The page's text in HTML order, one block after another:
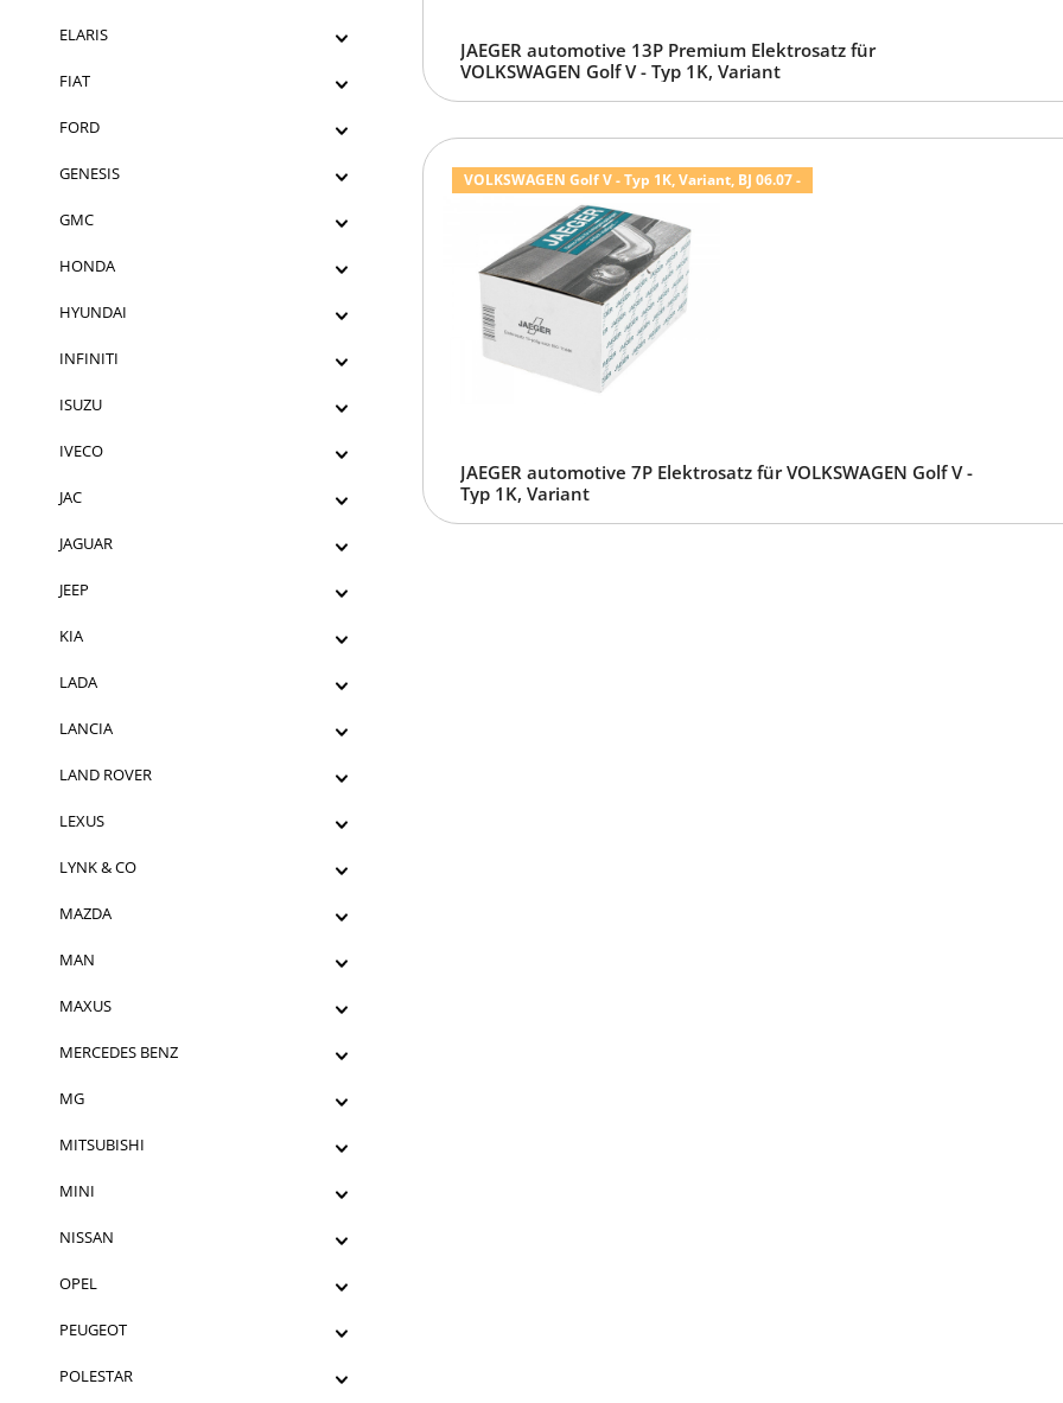
ELARIS
FIAT
FORD
GENESIS
GMC
HONDA
HYUNDAI
INFINITI
ISUZU
IVECO
JAC
JAGUAR
JEEP
KIA
LADA
LANCIA
LAND ROVER
LEXUS
LYNK & CO
MAZDA
MAN
MAXUS
MERCEDES BENZ
MG
MITSUBISHI
MINI
NISSAN
OPEL
PEUGEOT
POLESTAR
JAEGER automotive 13P Premium Elektrosatz für
VOLKSWAGEN Golf V - Typ 1K, Variant
VOLKSWAGEN Golf V - Typ 1K, Variant, BJ 06.07 -
JAEGER automotive 7P Elektrosatz für VOLKSWAGEN Golf V -
Typ 1K, Variant